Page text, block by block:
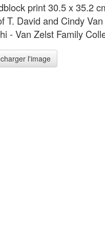
print 30.5 x 35.2
T. David and Cindy
- Van Zelst Family
l'image